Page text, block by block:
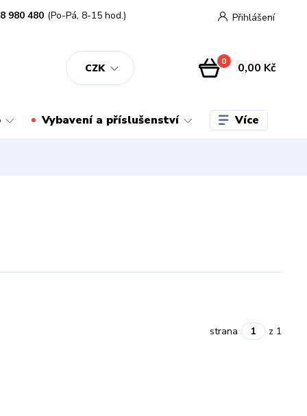
CZK
Přihlášení
980 480 (Po-Pá, 8-15 hod.)
0 0,00 Kč
Vybavení a příslušenství Více
strana z 1